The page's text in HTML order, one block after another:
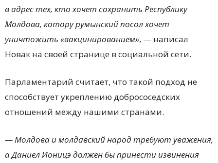
в адрес тех, кто хочет сохранить Республику
Молдова, котору румынский посол хочет
уничтожить «вакцинированием», — написал
Новак на своей странице в социальной сети.
Парламентарий считает, что такой подход не
способствует укреплению добрососедских
отношений между нашими странами.
— Молдова и молдавский народ требуют уважения,
а Даниел Ионицэ должен бы принести извинения